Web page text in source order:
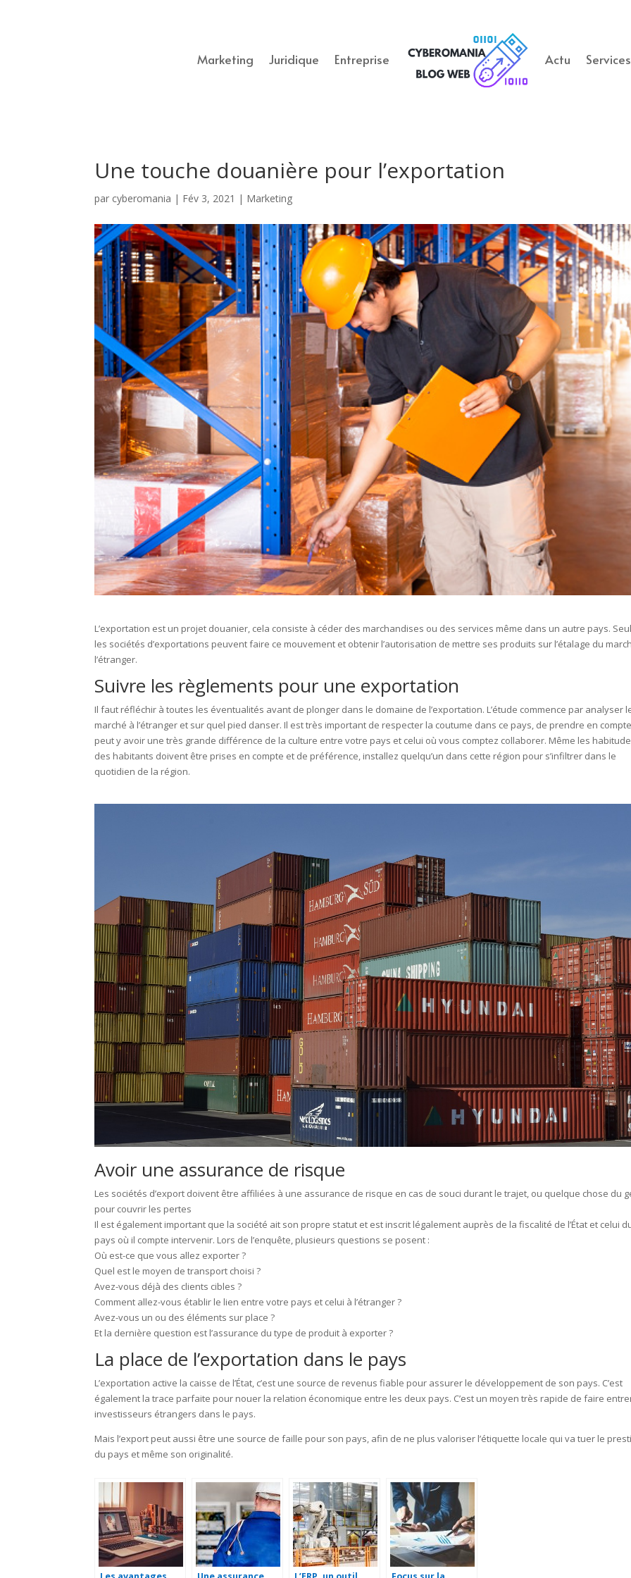
Marketing Juridique Entreprise Actu Services
Une touche douanière pour l’exportation
par cyberomania | Fév 3, 2021 | Marketing
L’exportation est un projet douanier, cela consiste à céder des marchandises ou des services même dans un autre pays.
les sociétés d’exportations peuvent faire ce mouvement et obtenir l’autorisation de mettre ses produits sur l’étalage du
l’étranger.
Suivre les règlements pour une exportation
Il faut réfléchir à toutes les éventualités avant de plonger dans le domaine de l’exportation. L’étude commence par analyser
marché à l’étranger et sur quel pied danser. Il est très important de respecter la coutume dans ce pays, de prendre en compte
peut y avoir une très grande différence de la culture entre votre pays et celui où vous comptez collaborer. Même les
des habitants doivent être prises en compte et de préférence, installez quelqu’un dans cette région pour s’infiltrer dans le
quotidien de la région.
Avoir une assurance de risque
Les sociétés d’export doivent être affiliées à une assurance de risque en cas de souci durant le trajet, ou quelque chose du
pour couvrir les pertes
Il est également important que la société ait son propre statut et est inscrit légalement auprès de la fiscalité de l’État et celui
pays où il compte intervenir. Lors de l’enquête, plusieurs questions se posent :
Où est-ce que vous allez exporter ?
Quel est le moyen de transport choisi ?
Avez-vous déjà des clients cibles ?
Comment allez-vous établir le lien entre votre pays et celui à l’étranger ?
Avez-vous un ou des éléments sur place ?
Et la dernière question est l’assurance du type de produit à exporter ?
La place de l’exportation dans le pays
L’exportation active la caisse de l’État, c’est une source de revenus fiable pour assurer le développement de son pays. C’est
également la trace parfaite pour nouer la relation économique entre les deux pays. C’est un moyen très rapide de faire
investisseurs étrangers dans le pays.
Mais l’export peut aussi être une source de faille pour son pays, afin de ne plus valoriser l’étiquette locale qui va tuer le
du pays et même son originalité.